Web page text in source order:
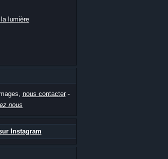
lumière
nous contacter-
nous
Instagram